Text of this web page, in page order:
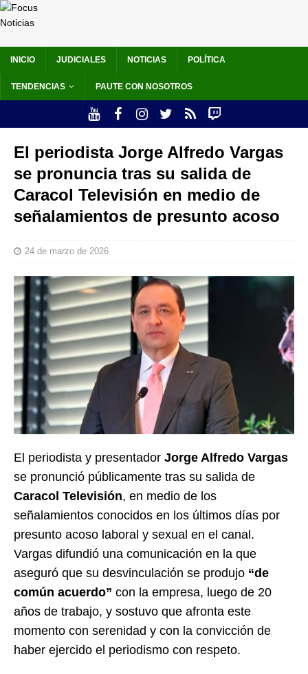
INICIO JUDICIALES NOTICIAS POLÍTICA
TENDENCIAS PAUTE CON NOSOTROS
El periodista Jorge Alfredo Vargas
se pronuncia tras su salida de
Caracol Televisión en medio de
señalamientos de presunto acoso
24 de marzo de 2026
El periodista y presentador Jorge Alfredo Vargas
se pronunció públicamente tras su salida de
Caracol Televisión, en medio de los
señalamientos conocidos en los últimos días por
presunto acoso laboral y sexual en el canal.
Vargas difundió una comunicación en la que
aseguró que su desvinculación se produjo “de
común acuerdo” con la empresa, luego de 20
años de trabajo, y sostuvo que afronta este
momento con serenidad y con la convicción de
haber ejercido el periodismo con respeto.